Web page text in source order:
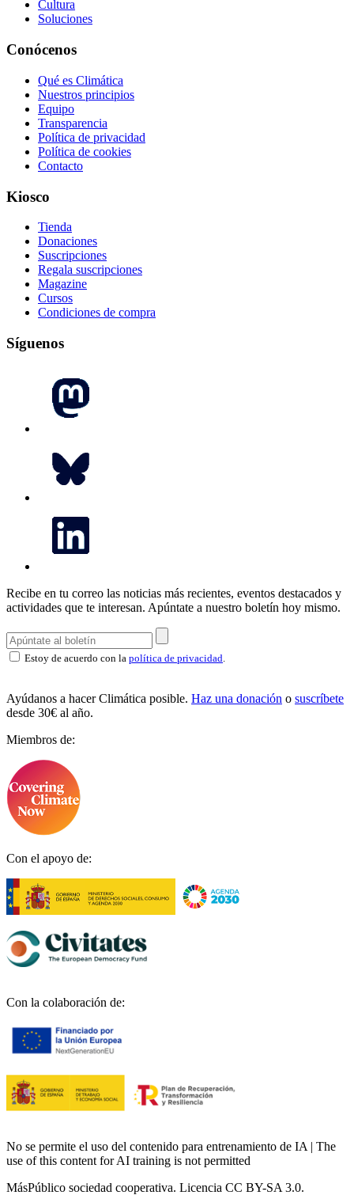
Cultura
Soluciones
Conócenos
Qué es Climática
Nuestros principios
Equipo
Transparencia
Política de privacidad
Política de cookies
Contacto
Kiosco
Tienda
Donaciones
Suscripciones
Regala suscripciones
Magazine
Cursos
Condiciones de compra
Síguenos
Recibe en tu correo las noticias más recientes, eventos destacados y
actividades que te interesan. Apúntate a nuestro boletín hoy mismo.
Estoy de acuerdo con la política de privacidad
Ayúdanos a hacer Climática posible. Haz una donación o suscríbete
desde 30€ al año.
Miembros de:
Con el apoyo de:
Con la colaboración de:
No se permite el uso del contenido para entrenamiento de IA | The
use of this content for AI training is not permitted
MásPúblico sociedad cooperativa. Licencia CC BY-SA 3.0.